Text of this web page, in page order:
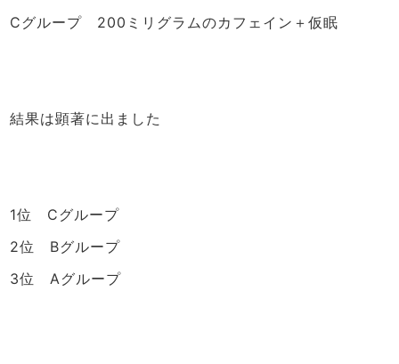
Cグループ 200ミリグラムのカフェイン＋仮眠
結果は顕著に出ました
1位 Cグループ
2位 Bグループ
3位 Aグループ